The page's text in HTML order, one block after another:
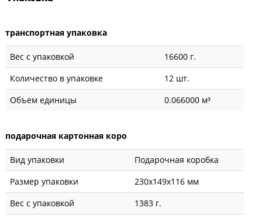
транспортная упаковка
Вес с упаковкой
16600 г.
Количество в упаковке
12 шт.
Объем единицы
0.066000 м³
подарочная картонная коро
Вид упаковки
Подарочная коробка
Размер упаковки
230x149x116 мм
Вес с упаковкой
1383 г.